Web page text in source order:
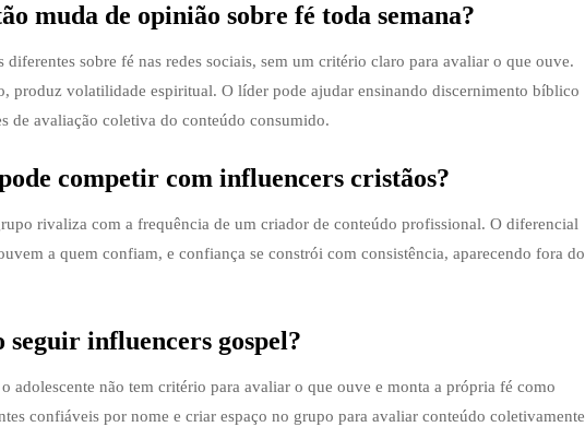
muda de opinião sobre fé toda semana?
sobre fé nas redes sociais, sem um critério claro para avaliar o que ouve.
produz volatilidade espiritual. O líder pode ajudar ensinando discernimento bíblico
de avaliação coletiva do conteúdo consumido.
competir com influencers cristãos?
rivaliza com a frequência de um criador de conteúdo profissional. O diferencial
a quem confiam, e confiança se constrói com consistência, aparecendo fora do
influencers gospel?
adolescente não tem critério para avaliar o que ouve e monta a própria fé como
confiáveis por nome e criar espaço no grupo para avaliar conteúdo coletivamente